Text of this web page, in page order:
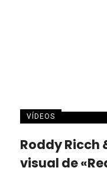
VÍDEOS
Roddy Ricch
visual de